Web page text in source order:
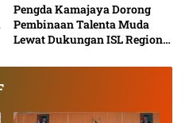
Pengda Kamajaya Dorong
Pembinaan Talenta Muda
Lewat Dukungan ISL Regional